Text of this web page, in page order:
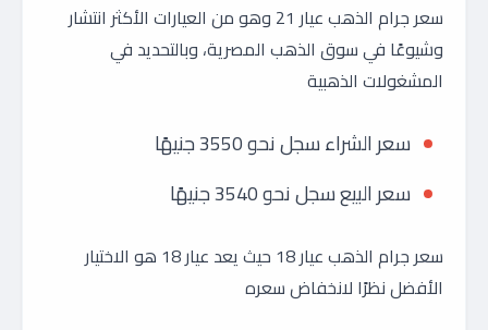
سعر جرام الذهب عيار 21 وهو من العيارات الأكثر انتشار
وشيوعًا في سوق الذهب المصرية، وبالتحديد في
المشغولات الذهبية
سعر الشراء سجل نحو 3550 جنيهًا
سعر البيع سجل نحو 3540 جنيهًا
سعر جرام الذهب عيار 18 حيث يعد عيار 18 هو الاختيار
الأفضل نظرًا لانخفاض سعره